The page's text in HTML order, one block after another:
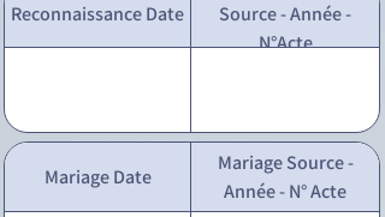
Reconnaissance Date
Source - Année -
N°Acte
Mariage Date
Mariage Source -
Année - N° Acte